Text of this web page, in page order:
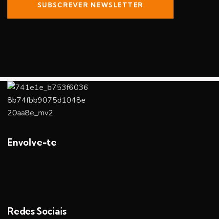
SUBSCREVER NEWSLETTER
Envolve-te
Redes Sociais